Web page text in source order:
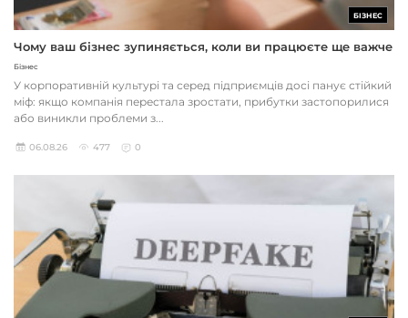
БІЗНЕС
Чому ваш бізнес зупиняється, коли ви працюєте ще важче
Бізнес
У корпоративній культурі та серед підприємців досі панує стійкий
міф: якщо компанія перестала зростати, прибутки застопорилися
або виникли проблеми з...
06.08.26 477 0